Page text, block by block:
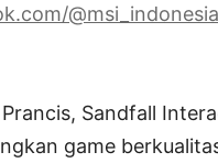
Sandfall
game